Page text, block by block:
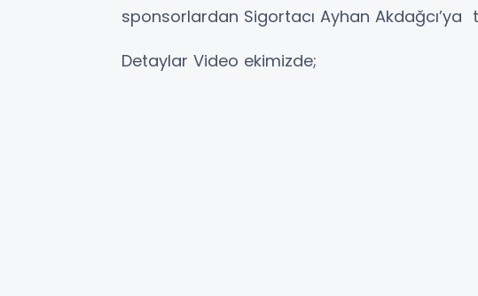
sponsorlardan Sigortacı Ayhan
Detaylar Video ekimizde;